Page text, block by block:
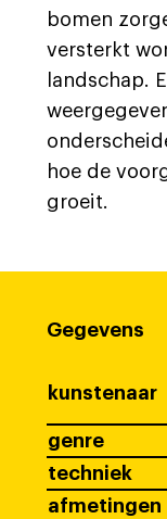
bomen
versterkt
landschap.
hoe de
groeit.
Gegevens
kunstenaar
genre
techniek
afmetingen